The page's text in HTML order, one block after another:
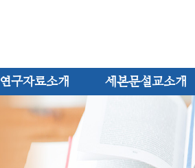
연구자료소개 세본문설교소개